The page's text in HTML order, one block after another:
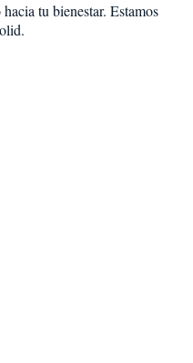
tu bienestar. Estamos
.